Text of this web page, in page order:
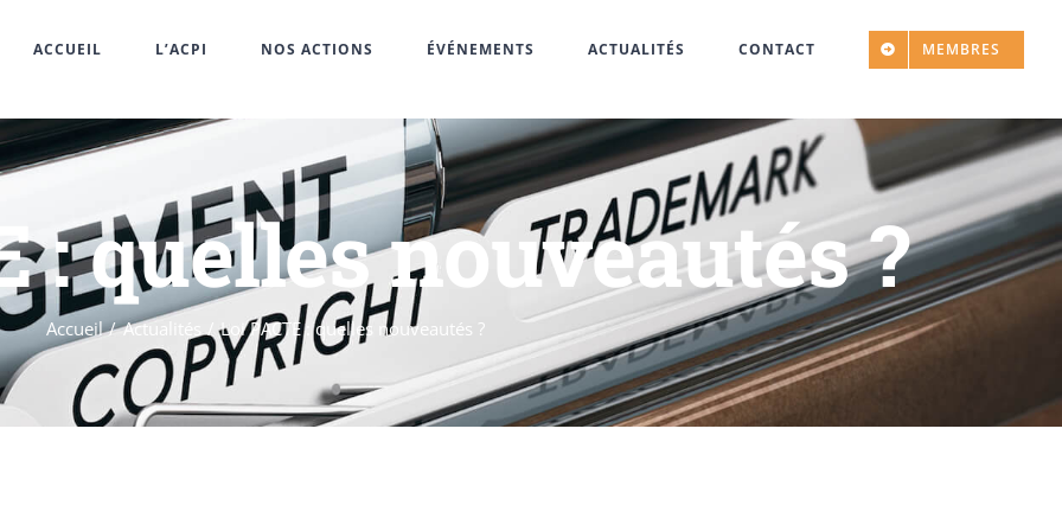
ACCUEIL L’ACPI NOS ACTIONS ÉVÉNEMENTS ACTUALITÉS CONTACT MEMBRES
: quelles nouveautés ?
Accueil Actualités Loi PACTE : quelles nouveautés ?